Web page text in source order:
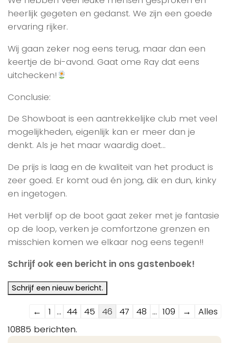
heerlijk gegeten en gedanst. We zijn een goede
ervaring rijker.
Wij gaan zeker nog eens terug, maar dan een
keertje de bi-avond. Gaat ome Ray dat eens
uitchecken!
Conclusie:
De Showboat is een aantrekkelijke club met veel
mogelijkheden, eigenlijk kan er meer dan je
denkt. Als je het maar waardig doet…
De prijs is laag en de kwaliteit van het product is
zeer goed. Er komt oud én jong, dik en dun, kinky
en ingetogen.
Het verblijf op de boot gaat zeker met je fantasie
op de loop, verken je comfortzone grenzen en
misschien komen we elkaar nog eens tegen!!
Schrijf ook een bericht in ons gastenboek!
Navigatie
door
de
← 1 ... 44 45 46 47 48 ... 109 →
Alles
10885 berichten.